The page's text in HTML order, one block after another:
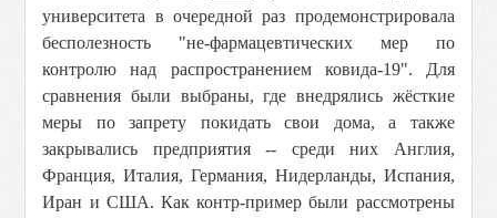
университета в очередной раз продемонстрировала
бесполезность "не-фармацевтических мер по
контролю над распространением ковида-19". Для
сравнения были выбраны, где внедрялись жёсткие
меры по запрету покидать свои дома, а также
закрывались предприятия -- среди них Англия,
Франция, Италия, Германия, Нидерланды, Испания,
Иран и США. Как контр-пример были рассмотрены